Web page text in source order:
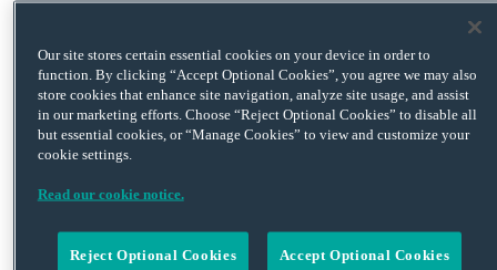
ou
– 57,4 % du SJR
Le SJR est égal à la rémunération que le salarié a perçue lors «
des 12 mois civils précédant le dernier jour travaillé » divisée
par le nombre de jours d’appartenance à l’entreprise toujours
pendant ces 12 mois (article 21 du règlement UNEDIC).
excéder quatre fois le plafond de la sécurité sociale (c’est à dire
Our site stores certain essential cookies on your device in order to
function. By clicking “Accept Optional Cookies”, you agree we may also
store cookies that enhance site navigation, analyze site usage, and assist
in our marketing efforts. Choose “Reject Optional Cookies” to disable all
but essential cookies, or “Manage Cookies” to view and customize your
cookie settings.
Read our cookie notice.
Reject Optional Cookies Accept Optional Cookies